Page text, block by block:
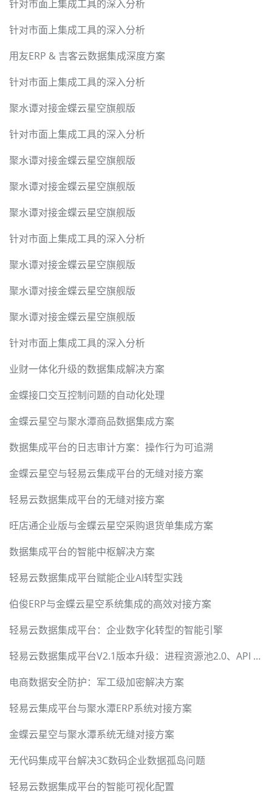
针对市面上集成工具的深入分析
针对市面上集成工具的深入分析
用友ERP & 吉客云数据集成深度方案
针对市面上集成工具的深入分析
聚水谭对接金蝶云星空旗舰版
针对市面上集成工具的深入分析
聚水谭对接金蝶云星空旗舰版
聚水谭对接金蝶云星空旗舰版
聚水谭对接金蝶云星空旗舰版
针对市面上集成工具的深入分析
聚水谭对接金蝶云星空旗舰版
聚水谭对接金蝶云星空旗舰版
聚水谭对接金蝶云星空旗舰版
针对市面上集成工具的深入分析
业财一体化升级的数据集成解决方案
金蝶接口交互控制问题的自动化处理
金蝶云星空与聚水潭商品数据集成方案
数据集成平台的日志审计方案：操作行为可追溯
金蝶云星空与轻易云集成平台的无缝对接方案
轻易云数据集成平台的无缝对接方案
旺店通企业版与金蝶云星空采购退货单集成方案
数据集成平台的智能中枢解决方案
轻易云数据集成平台赋能企业AI转型实践
伯俊ERP与金蝶云星空系统集成的高效对接方案
轻易云数据集成平台：企业数字化转型的智能引擎
轻易云数据集成平台V2.1版本升级：进程资源池2.0、API Gateway 2.0和数据聚合报表2.0
电商数据安全防护：军工级加密解决方案
轻易云集成平台与聚水潭ERP系统对接方案
金蝶云星空与聚水潭系统无缝对接方案
无代码集成平台解决3C数码企业数据孤岛问题
轻易云数据集成平台的智能可视化配置